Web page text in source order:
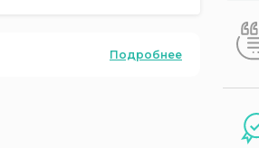
Подробнее